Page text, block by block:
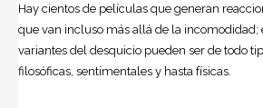
Hay cientos de películas que generan
que van incluso más allá de la incomodidad;
variantes del desquicio pueden ser de todo
filosóficas, sentimentales y hasta físicas.